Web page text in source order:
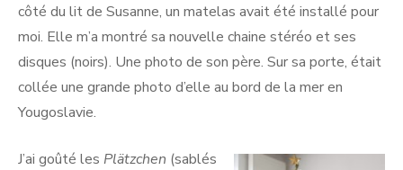
côté du lit de Susanne, un matelas avait été installé pour
moi. Elle m’a montré sa nouvelle chaine stéréo et ses
disques (noirs). Une photo de son père. Sur sa porte, était
collée une grande photo d’elle au bord de la mer en
Yougoslavie.
J’ai goûté les Plätzchen (sablés